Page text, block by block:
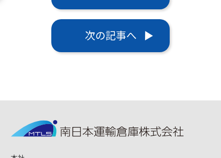
次の記事へ